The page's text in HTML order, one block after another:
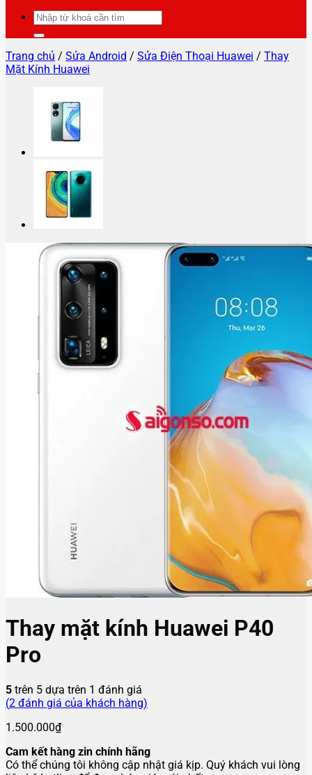
Tìm
kiếm:
Trang chủ / Sửa Android / Sửa Điện Thoại Huawei / Thay
Mặt Kính Huawei
Thay mặt kính Huawei P40
Pro
5 trên 5 dựa trên 1 đánh giá
(2 đánh giá của khách hàng)
1.500.000₫
Cam kết hàng zin chính hãng
Có thể chúng tôi không cập nhật giá kịp. Quý khách vui lòng